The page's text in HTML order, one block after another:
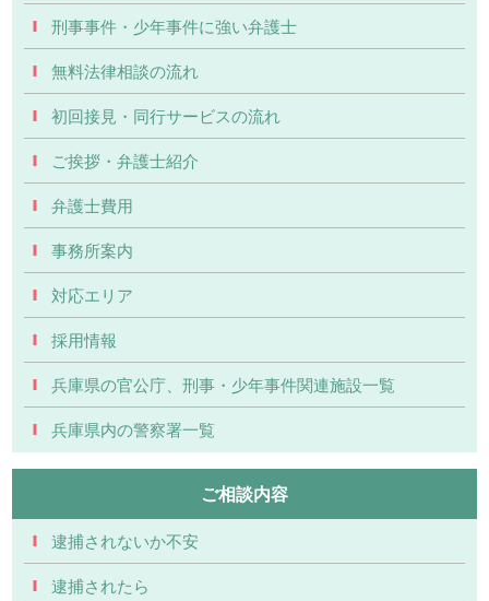
刑事事件・少年事件に強い弁護士
無料法律相談の流れ
初回接見・同行サービスの流れ
ご挨拶・弁護士紹介
弁護士費用
事務所案内
対応エリア
採用情報
兵庫県の官公庁、刑事・少年事件関連施設一覧
兵庫県内の警察署一覧
ご相談内容
逮捕されないか不安
逮捕されたら